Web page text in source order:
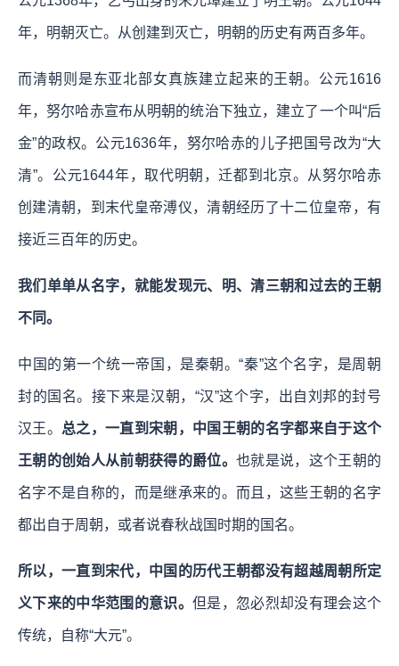
年，明朝灭亡。从创建到灭亡，明朝的历史有两百多年。
而清朝则是东亚北部女真族建立起来的王朝。公元1616
年，努尔哈赤宣布从明朝的统治下独立，建立了一个叫“后
金”的政权。公元1636年，努尔哈赤的儿子把国号改为“大
清”。公元1644年，取代明朝，迁都到北京。从努尔哈赤
创建清朝，到末代皇帝溥仪，清朝经历了十二位皇帝，有
接近三百年的历史。
我们单单从名字，就能发现元、明、清三朝和过去的王朝
不同。
中国的第一个统一帝国，是秦朝。“秦”这个名字，是周朝
封的国名。接下来是汉朝，“汉”这个字，出自刘邦的封号
汉王。 总之，一直到宋朝，中国王朝的名字都来自于这个
王朝的创始人从前朝获得的爵位。 也就是说，这个王朝的
名字不是自称的，而是继承来的。而且，这些王朝的名字
都出自于周朝，或者说春秋战国时期的国名。
所以，一直到宋代，中国的历代王朝都没有超越周朝所定
义下来的中华范围的意识。 但是，忽必烈却没有理会这个
传统，自称“大元”。